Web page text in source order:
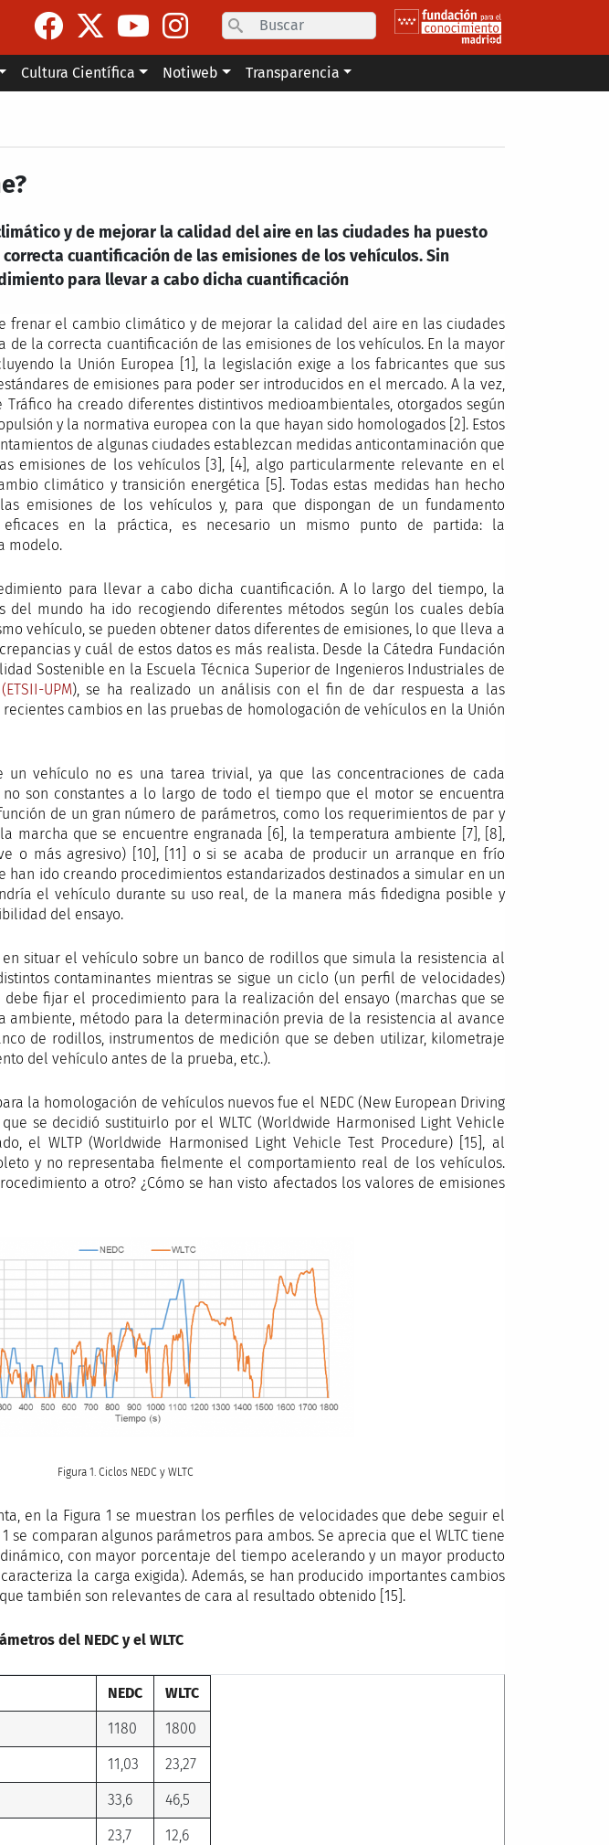
Search
Cultura Científica Notiweb Transparencia
y de mejorar la calidad del aire en las ciudades ha puesto
cuantificación de las emisiones de los vehículos. Sin
para llevar a cabo dicha cuantificación
frenar el cambio climático y de mejorar la calidad del aire en las ciudades
de la correcta cuantificación de las emisiones de los vehículos. En la mayor
la Unión Europea [1], la legislación exige a los fabricantes que sus
de emisiones para poder ser introducidos en el mercado. A la vez,
ha creado diferentes distintivos medioambientales, otorgados según
y la normativa europea con la que hayan sido homologados [2]. Estos
de algunas ciudades establezcan medidas anticontaminación que
emisiones de los vehículos [3], [4], algo particularmente relevante en el
climático y transición energética [5]. Todas estas medidas han hecho
emisiones de los vehículos y, para que dispongan de un fundamento
eficaces en la práctica, es necesario un mismo punto de partida: la
modelo.
para llevar a cabo dicha cuantificación. A lo largo del tiempo, la
mundo ha ido recogiendo diferentes métodos según los cuales debía
vehículo, se pueden obtener datos diferentes de emisiones, lo que lleva a
y cuál de estos datos es más realista. Desde la Cátedra Fundación
Sostenible en la Escuela Técnica Superior de Ingenieros Industriales de
(ETSII-UPM), se ha realizado un análisis con el fin de dar respuesta a las
cambios en las pruebas de homologación de vehículos en la Unión
un vehículo no es una tarea trivial, ya que las concentraciones de cada
son constantes a lo largo de todo el tiempo que el motor se encuentra
de un gran número de parámetros, como los requerimientos de par y
marcha que se encuentre engranada [6], la temperatura ambiente [7], [8],
o más agresivo) [10], [11] o si se acaba de producir un arranque en frío
han ido creando procedimientos estandarizados destinados a simular en un
el vehículo durante su uso real, de la manera más fidedigna posible y
del ensayo.
en situar el vehículo sobre un banco de rodillos que simula la resistencia al
contaminantes mientras se sigue un ciclo (un perfil de velocidades)
debe fijar el procedimiento para la realización del ensayo (marchas que se
ambiente, método para la determinación previa de la resistencia al avance
de rodillos, instrumentos de medición que se deben utilizar, kilometraje
del vehículo antes de la prueba, etc.).
la homologación de vehículos nuevos fue el NEDC (New European Driving
se decidió sustituirlo por el WLTC (Worldwide Harmonised Light Vehicle
el WLTP (Worldwide Harmonised Light Vehicle Test Procedure) [15], al
y no representaba fielmente el comportamiento real de los vehículos.
a otro? ¿Cómo se han visto afectados los valores de emisiones
Figura 1. Ciclos NEDC y WLTC
en la Figura 1 se muestran los perfiles de velocidades que debe seguir el
se comparan algunos parámetros para ambos. Se aprecia que el WLTC tiene
con mayor porcentaje del tiempo acelerando y un mayor producto
la carga exigida). Además, se han producido importantes cambios
también son relevantes de cara al resultado obtenido [15].
del NEDC y el WLTC
NEDC WLTC
1180 1800
11,03 23,27
33,6 46,5
23,7 12,6